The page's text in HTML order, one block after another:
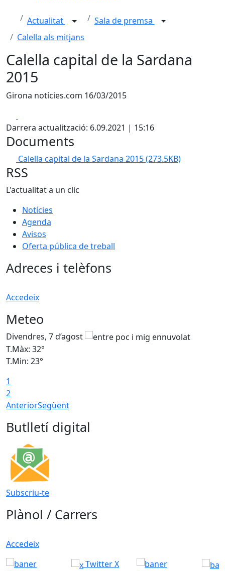
Actualitat
Sala de premsa
Calella als mitjans
Calella capital de la Sardana
2015
Girona notícies.com 16/03/2015
Darrera actualització: 6.09.2021 | 15:16
Documents
Calella capital de la Sardana 2015(273.5KB)
RSS
L'actualitat a un clic
Notícies
Agenda
Avisos
Oferta pública de treball
Adreces i telèfons
Accedeix
Meteo
Divendres, 7 d’agost
T.Màx: 32°
T.Min: 23°
1
2
AnteriorSegüent
Butlletí digital
Subscriu-te
Plànol / Carrers
Accedeix
Twitter X